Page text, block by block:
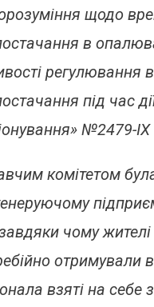
щодо
в
регулювання
під час
№2479-
комітетом
чому
отримували
взяті на себе